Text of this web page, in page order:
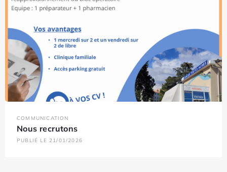
COMMUNICATION
Nous recrutons
PUBLIÉ LE 21/01/2026